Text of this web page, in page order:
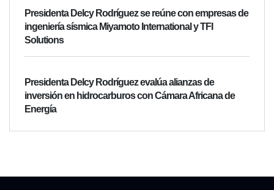
Presidenta Delcy Rodríguez se reúne con empresas de
ingeniería sísmica Miyamoto International y TFI
Solutions
Presidenta Delcy Rodríguez evalúa alianzas de
inversión en hidrocarburos con Cámara Africana de
Energía